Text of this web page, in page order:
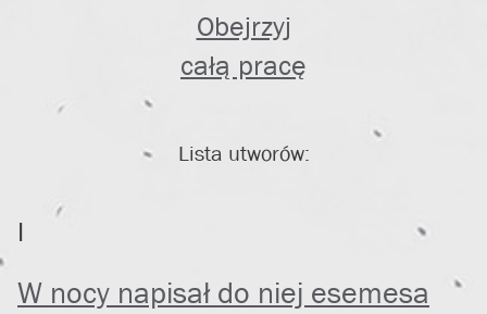
Obejrzyj
całą pracę
Lista utworów:
I
W nocy napisał do niej esemesa